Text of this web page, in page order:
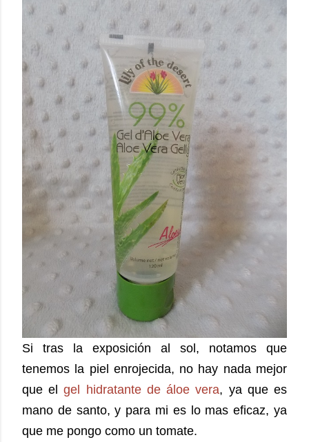
Si tras la exposición al sol, notamos que
tenemos la piel enrojecida, no hay nada mejor
que elgel hidratante de áloe vera, ya que es
mano de santo, y para mi es lo mas eficaz, ya
que me pongo como un tomate.